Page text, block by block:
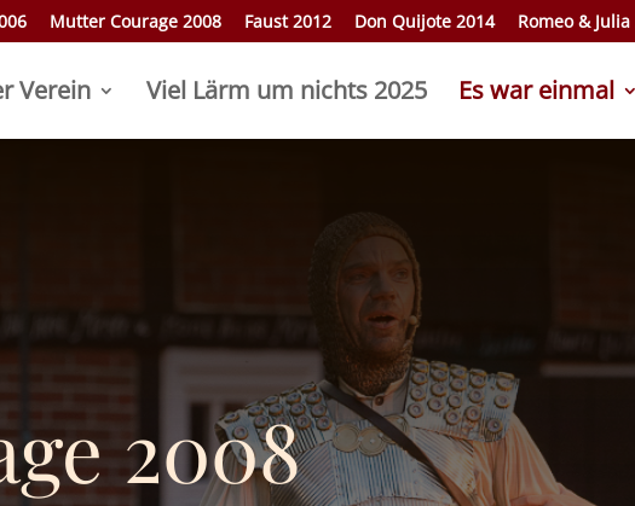
Mutter Courage 2008 Faust 2012 Don Quijote 2014 Romeo & Julia
Verein Viel Lärm um nichts 2025 Es war einmal
2008